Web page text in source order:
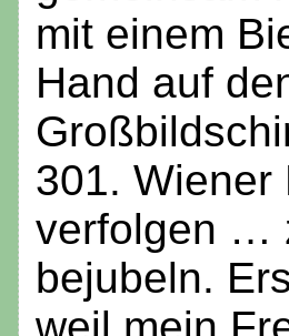
mit einem
Hand auf
301. Wiener
verfolgen …
bejubeln.